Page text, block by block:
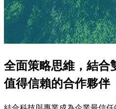
全面策略思維，結合
值得信賴的合作夥伴